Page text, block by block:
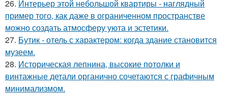
26. Интерьер этой небольшой квартиры - наглядный
пример того, как даже в ограниченном пространстве
можно создать атмосферу уюта и эстетики.
27. Бутик - отель с характером: когда здание становится
музеем.
28. Историческая лепнина, высокие потолки и
винтажные детали органично сочетаются с графичным
минимализмом.